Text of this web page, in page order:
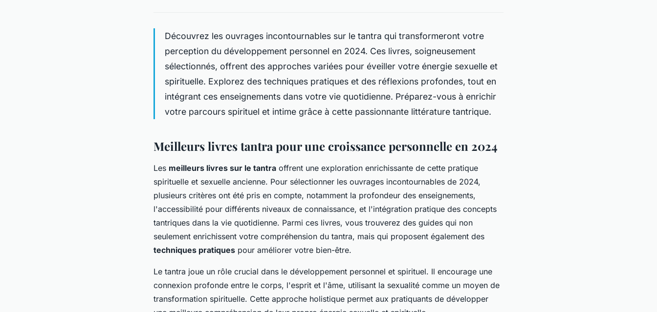
Découvrez les ouvrages incontournables sur le tantra qui transformeront votre
perception du développement personnel en 2024. Ces livres, soigneusement
sélectionnés, offrent des approches variées pour éveiller votre énergie sexuelle et
spirituelle. Explorez des techniques pratiques et des réflexions profondes, tout en
intégrant ces enseignements dans votre vie quotidienne. Préparez-vous à enrichir
votre parcours spirituel et intime grâce à cette passionnante littérature tantrique.
Meilleurs livres tantra pour une croissance personnelle en 2024
Les meilleurs livres sur le tantra offrent une exploration enrichissante de cette pratique
spirituelle et sexuelle ancienne. Pour sélectionner les ouvrages incontournables de 2024,
plusieurs critères ont été pris en compte, notamment la profondeur des enseignements,
l'accessibilité pour différents niveaux de connaissance, et l'intégration pratique des concepts
tantriques dans la vie quotidienne. Parmi ces livres, vous trouverez des guides qui non
seulement enrichissent votre compréhension du tantra, mais qui proposent également des
techniques pratiques pour améliorer votre bien-être.
Le tantra joue un rôle crucial dans le développement personnel et spirituel. Il encourage une
connexion profonde entre le corps, l'esprit et l'âme, utilisant la sexualité comme un moyen de
transformation spirituelle. Cette approche holistique permet aux pratiquants de développer